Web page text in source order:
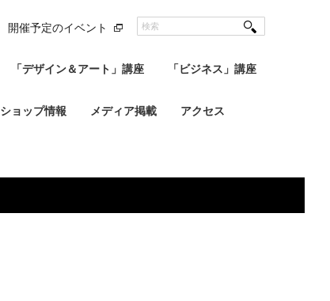
「デザイン＆アート」講座 「ビジネス」講座
ショップ情報 メディア掲載 アクセス
開催予定のイベント